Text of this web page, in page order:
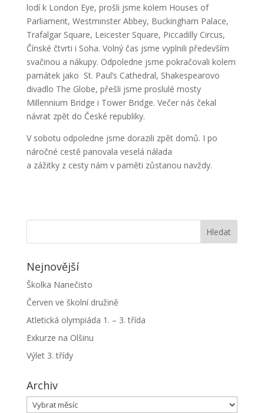
lodí k London Eye, prošli jsme kolem Houses of
Parliament, Westminster Abbey, Buckingham Palace,
Trafalgar Square, Leicester Square, Piccadilly Circus,
Čínské čtvrti i Soha. Volný čas jsme vyplnili především
svačinou a nákupy. Odpoledne jsme pokračovali kolem
památek jako St. Paul’s Cathedral, Shakespearovo
divadlo The Globe, přešli jsme proslulé mosty
Millennium Bridge i Tower Bridge. Večer nás čekal
návrat zpět do České republiky.
V sobotu odpoledne jsme dorazili zpět domů. I po
náročné cestě panovala veselá nálada
a zážitky z cesty nám v paměti zůstanou navždy.
Nejnovější
Školka Nanečisto
Červen ve školní družině
Atletická olympiáda 1. – 3. třída
Exkurze na Olšinu
Výlet 3. třídy
Archiv
Archiv